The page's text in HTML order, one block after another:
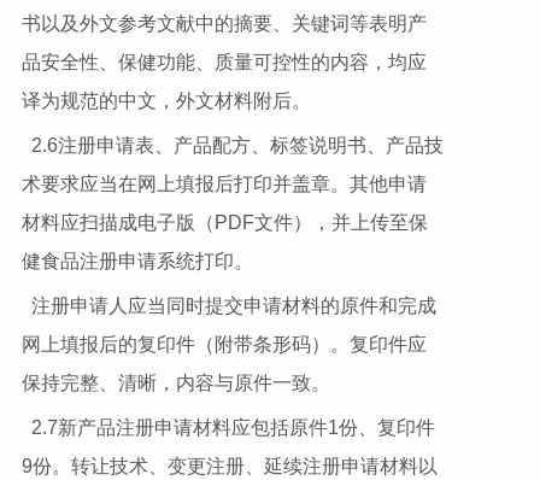
书以及外文参考文献中的摘要、关键词等表明产
品安全性、保健功能、质量可控性的内容，均应
译为规范的中文，外文材料附后。
2.6注册申请表、产品配方、标签说明书、产品技
术要求应当在网上填报后打印并盖章。其他申请
材料应扫描成电子版（PDF文件），并上传至保
健食品注册申请系统打印。
注册申请人应当同时提交申请材料的原件和完成
网上填报后的复印件（附带条形码）。复印件应
保持完整、清晰，内容与原件一致。
2.7新产品注册申请材料应包括原件1份、复印件
9份。转让技术、变更注册、延续注册申请材料以